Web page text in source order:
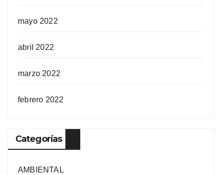
mayo 2022
abril 2022
marzo 2022
febrero 2022
Categorías
AMBIENTAL